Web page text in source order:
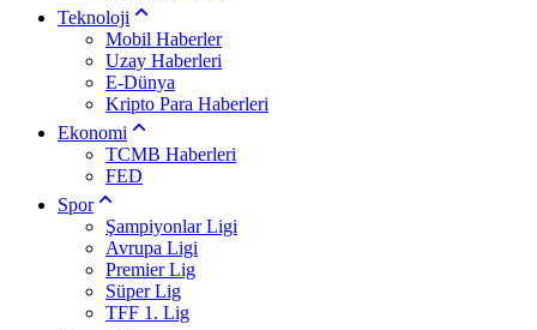
Teknoloji
Mobil Haberler
Uzay Haberleri
E-Dünya
Kripto Para Haberleri
Ekonomi
TCMB Haberleri
FED
Spor
Şampiyonlar Ligi
Avrupa Ligi
Premier Lig
Süper Lig
TFF 1. Lig